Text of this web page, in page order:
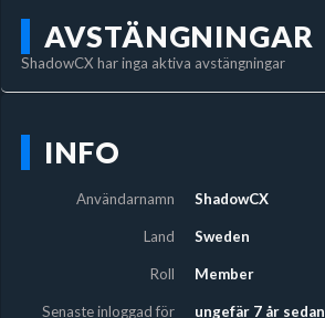
AVSTÄNGNINGAR
ShadowCX har inga aktiva avstängningar
INFO
Användarnamn ShadowCX
Land Sweden
Roll Member
Senaste inloggad för ungefär 7 år sedan